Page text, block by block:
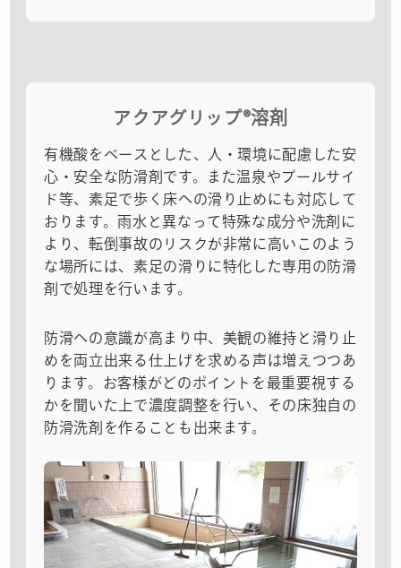
アクアグリップ®溶剤
有機酸をベースとした、人・環境に配慮した安
心・安全な防滑剤です。また温泉やプールサイ
ド等、素足で歩く床への滑り止めにも対応して
おります。雨水と異なって特殊な成分や洗剤に
より、転倒事故のリスクが非常に高いこのよう
な場所には、素足の滑りに特化した専用の防滑
剤で処理を行います。
防滑への意識が高まり中、美観の維持と滑り止
めを両立出来る仕上げを求める声は増えつつあ
ります。お客様がどのポイントを最重要視する
かを聞いた上で濃度調整を行い、その床独自の
防滑洗剤を作ることも出来ます。